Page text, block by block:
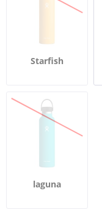
Starfish
laguna